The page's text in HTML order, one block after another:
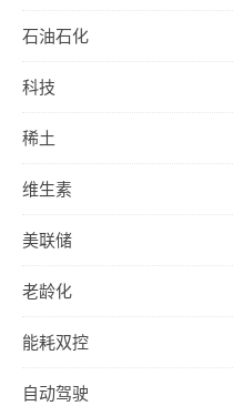
石油石化
科技
稀土
维生素
美联储
老龄化
能耗双控
自动驾驶